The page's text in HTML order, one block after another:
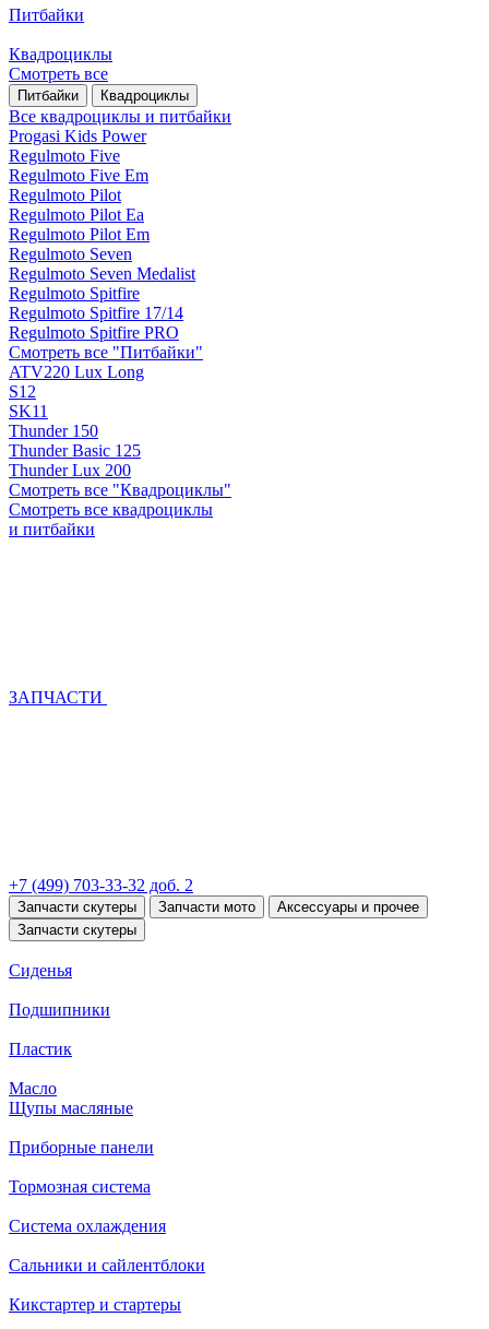
Питбайки
Квадроциклы
Смотреть все
Питбайки Квадроциклы
Все квадроциклы и питбайки
Progasi Kids Power
Regulmoto Five
Regulmoto Five Em
Regulmoto Pilot
Regulmoto Pilot Ea
Regulmoto Pilot Em
Regulmoto Seven
Regulmoto Seven Medalist
Regulmoto Spitfire
Regulmoto Spitfire 17/14
Regulmoto Spitfire PRO
Смотреть все "Питбайки"
ATV220 Lux Long
S12
SK11
Thunder 150
Thunder Basic 125
Thunder Lux 200
Смотреть все "Квадроциклы"
Смотреть все квадроциклы
и питбайки
ЗАПЧАСТИ
+7 (499) 703-33-32 доб. 2
Запчасти скутеры Запчасти мото
Аксессуары и прочее
Запчасти скутеры
Сиденья
Подшипники
Пластик
Масло
Щупы масляные
Приборные панели
Тормозная система
Система охлаждения
Сальники и сайлентблоки
Кикстартер и стартеры